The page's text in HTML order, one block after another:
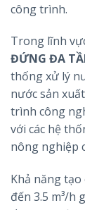
công trình.
Trong lĩnh
ĐỨNG ĐA
thống xử lý
nước sản
trình công
với các hệ
nông nghiệp
Khả năng
đến 3.5 m³/h